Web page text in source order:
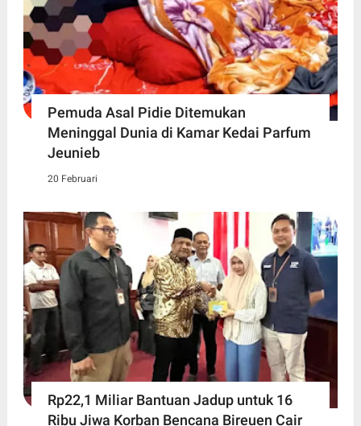
Pemuda Asal Pidie Ditemukan
Meninggal Dunia di Kamar Kedai Parfum
Jeunieb
20 Februari
Rp22,1 Miliar Bantuan Jadup untuk 16
Ribu Jiwa Korban Bencana Bireuen Cair